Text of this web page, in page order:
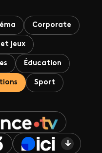
Corporate
jeux
Éducation
Sport